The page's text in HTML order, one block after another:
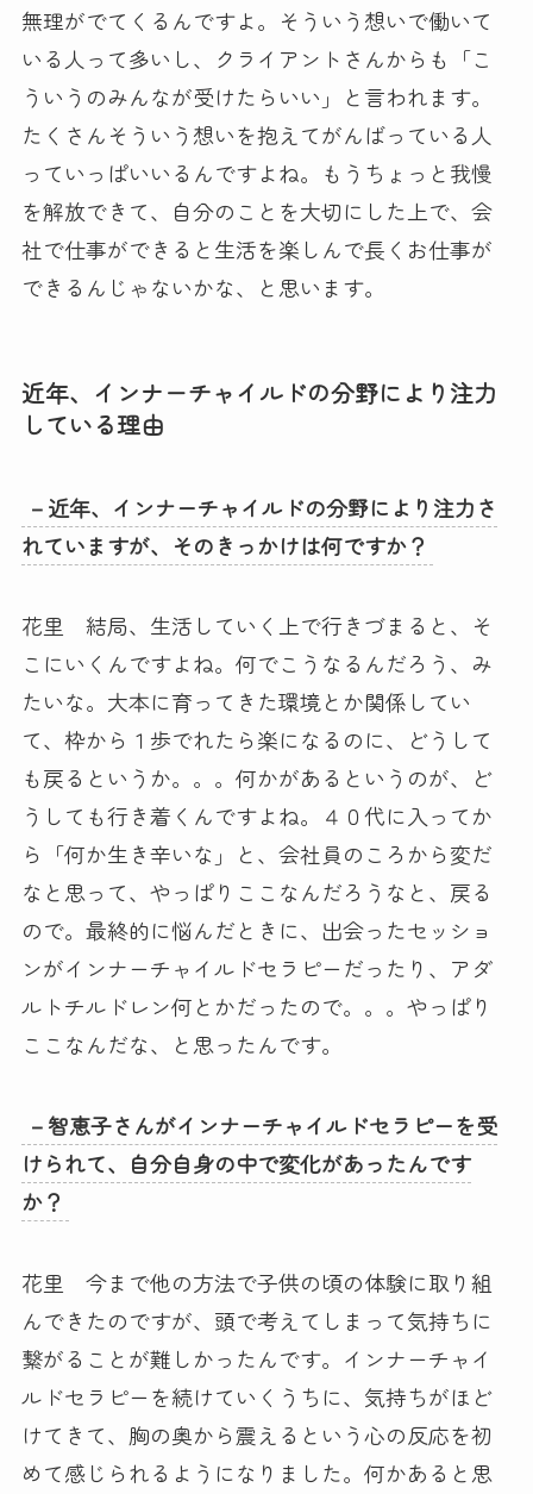
無理がでてくるんですよ。そういう想いで働いて
いる人って多いし、クライアントさんからも「こ
ういうのみんなが受けたらいい」と言われます。
たくさんそういう想いを抱えてがんばっている人
っていっぱいいるんですよね。もうちょっと我慢
を解放できて、自分のことを大切にした上で、会
社で仕事ができると生活を楽しんで長くお仕事が
できるんじゃないかな、と思います。
近年、インナーチャイルドの分野により注力
している理由
－近年、インナーチャイルドの分野により注力さ
れていますが、そのきっかけは何ですか？
花里 結局、生活していく上で行きづまると、そ
こにいくんですよね。何でこうなるんだろう、み
たいな。大本に育ってきた環境とか関係してい
て、枠から１歩でれたら楽になるのに、どうして
も戻るというか。。。何かがあるというのが、ど
うしても行き着くんですよね。４０代に入ってか
ら「何か生き辛いな」と、会社員のころから変だ
なと思って、やっぱりここなんだろうなと、戻る
ので。最終的に悩んだときに、出会ったセッショ
ンがインナーチャイルドセラピーだったり、アダ
ルトチルドレン何とかだったので。。。やっぱり
ここなんだな、と思ったんです。
－智恵子さんがインナーチャイルドセラピーを受
けられて、自分自身の中で変化があったんです
か？
花里 今まで他の方法で子供の頃の体験に取り組
んできたのですが、頭で考えてしまって気持ちに
繋がることが難しかったんです。インナーチャイ
ルドセラピーを続けていくうちに、気持ちがほど
けてきて、胸の奥から震えるという心の反応を初
めて感じられるようになりました。何かあると思